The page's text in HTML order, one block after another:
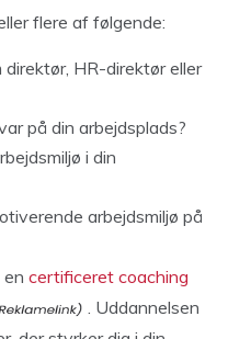
flere af følgende:
direktør, HR-direktør eller
på din arbejdsplads?
i din
arbejdsmiljø på
certificeret coaching
. Uddannelsen